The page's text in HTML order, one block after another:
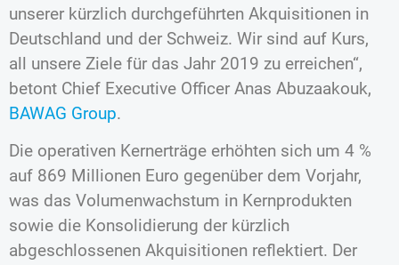
unserer kürzlich durchgeführten Akquisitionen in
Deutschland und der Schweiz. Wir sind auf Kurs,
all unsere Ziele für das Jahr 2019 zu erreichen“,
betont Chief Executive Officer Anas Abuzaakouk,
BAWAG Group.
Die operativen Kernerträge erhöhten sich um 4 %
auf 869 Millionen Euro gegenüber dem Vorjahr,
was das Volumenwachstum in Kernprodukten
sowie die Konsolidierung der kürzlich
abgeschlossenen Akquisitionen reflektiert. Der